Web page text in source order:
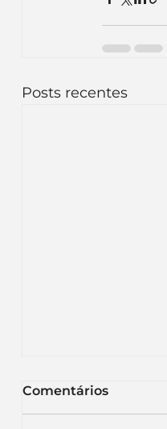
Posts recentes
Comentários